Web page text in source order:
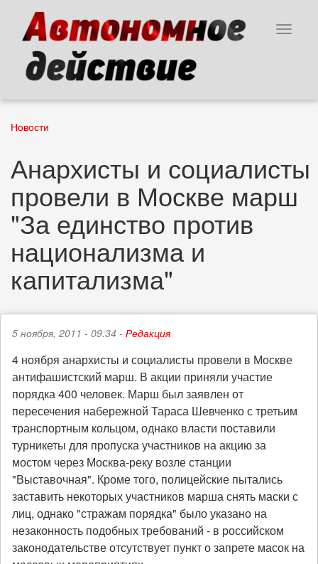
основному
содержанию
Toggle
Новости
Анархисты и социалисты
провели в Москве марш
"За единство против
национализма и
капитализма"
5 ноября, 2011 - 09:34 - Редакция
4 ноября анархисты и социалисты провели в Москве
антифашистский марш. В акции приняли участие
порядка 400 человек. Марш был заявлен от
пересечения набережной Тараса Шевченко с третьим
транспортным кольцом, однако власти поставили
турникеты для пропуска участников на акцию за
мостом через Москва-реку возле станции
"Выставочная". Кроме того, полицейские пытались
заставить некоторых участников марша снять маски с
лиц, однако "стражам порядка" было указано на
незаконность подобных требований - в российском
законодательстве отсутствует пункт о запрете масок на